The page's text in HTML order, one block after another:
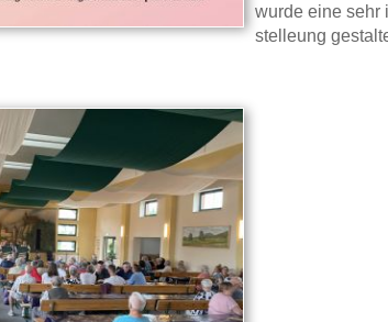
wurde eine sehr
stelleung